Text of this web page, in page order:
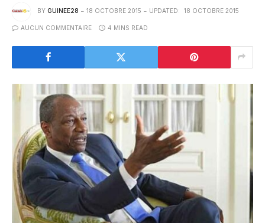
BY GUINEE28 18 OCTOBRE 2015 UPDATED: 18 OCTOBRE 2015
AUCUN COMMENTAIRE 4 MINS READ